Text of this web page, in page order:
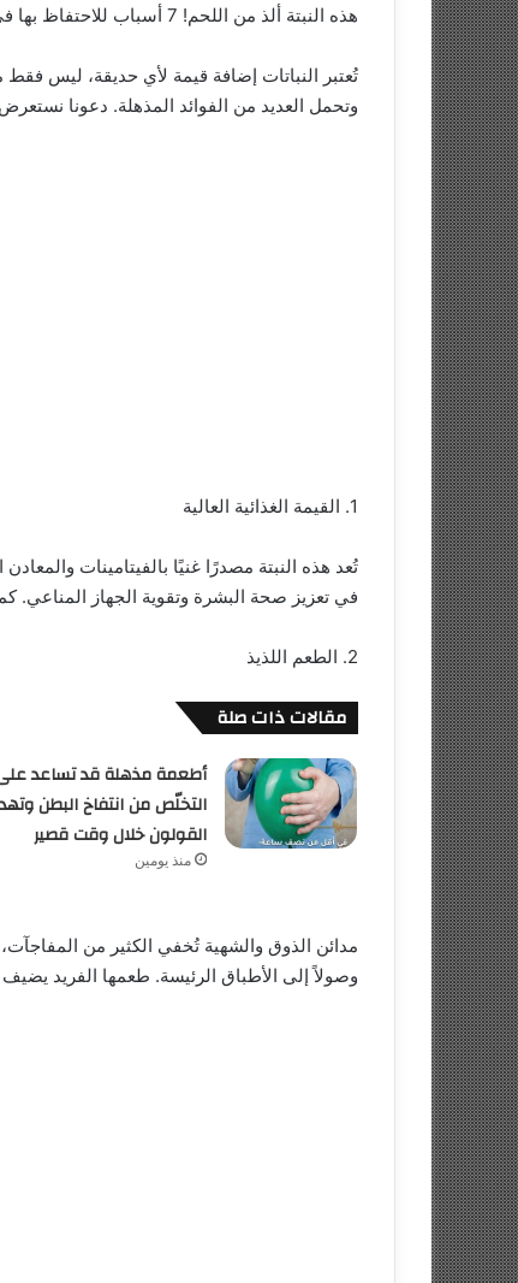
هذه النبتة ألذ من اللحم! 7 أسباب للاحتفاظ بها في حديقتك
تُعتبر النباتات إضافة قيمة لأي حديقة، ليس فقط
وتحمل العديد من الفوائد المذهلة. دعونا
1. القيمة الغذائية العالية
في تعزيز صحة البشرة وتقوية الجهاز المناعي.
2. الطعم اللذيذ
مقالات ذات صلة
أطعمة مذهلة قد تساعد
التخلّص من انتفاخ البطن
القولون خلال وقت قصير
منذ يومين
مدائن الذوق والشهية تُخفي الكثير من
وصولاً إلى الأطباق الرئيسة. طعمها الفريد